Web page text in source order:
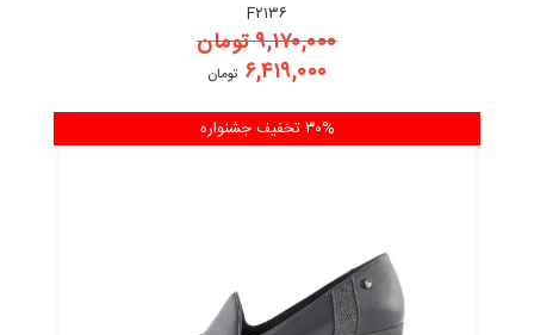
F۲۱۳۶
۹,۱۷۰,۰۰۰تومان
۶,۴۱۹,۰۰۰ تومان
۳۰% تخفیف جشنواره